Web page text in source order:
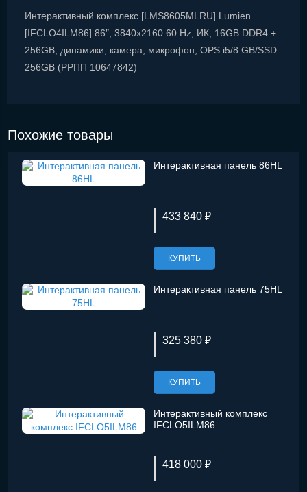
Интерактивный комплекс [LMS8605MLRU] Lumien
[IFCLO4ILM86] 86″, 3840x2160 60 Hz, ИК, 16GB DDR4 +
256GB, динамики, камера, микрофон, OPS i5/8 GB/SSD
256GB (РРПП 10647842)
Похожие товары
Интерактивная панель 86HL
433 840 ₽
КУПИТЬ
Интерактивная панель 75HL
325 380 ₽
КУПИТЬ
Интерактивный комплекс
IFCLO5ILM86
418 000 ₽